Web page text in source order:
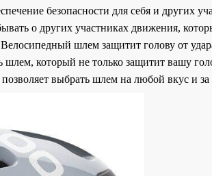
безопасности для себя и других
о других участниках движения,
шлем защитит голову от
который не только защитит вашу
выбрать шлем на любой вкус и